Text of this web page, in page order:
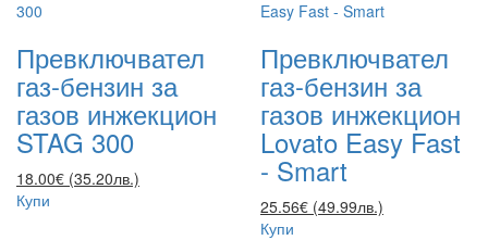
Превключвател
газ-бензин за
газов инжекцион
STAG 300
18.00€ (35.20лв.)
Купи
Превключвател
газ-бензин за
газов инжекцион
Lovato Easy Fast
- Smart
25.56€ (49.99лв.)
Купи